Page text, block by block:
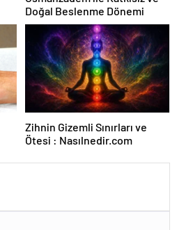
Doğal Beslenme Dönemi
Zihnin Gizemli Sınırları ve
Ötesi : Nasılnedir.com